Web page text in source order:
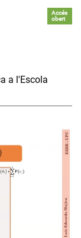
Accés
obert
a l'Escola